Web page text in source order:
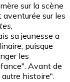
sur la scène
aventurée sur les
,
sa jeunesse a
puisque
les
Avant de
histoire".